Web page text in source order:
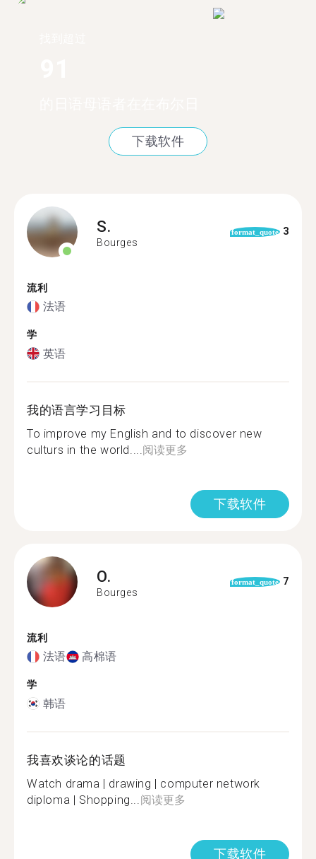
下载软件
S.
Bourges
format_quote 3
流利
法语
学
英语
我的语言学习目标
To improve my English and to discover new
culturs in the world.... 阅读更多
下载软件
O.
Bourges
format_quote 7
流利
法语 高棉语
学
韩语
我喜欢谈论的话题
Watch drama | drawing | computer network
diploma | Shopping... 阅读更多
下载软件